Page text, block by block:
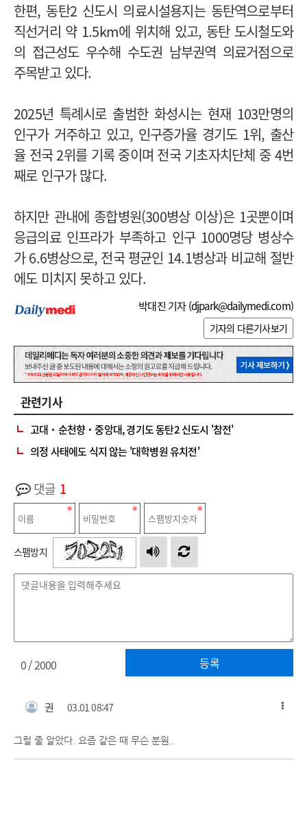
한편, 동탄2 신도시 의료시설용지는 동탄역으로부터
직선거리 약 1.5km에 위치해 있고, 동탄 도시철도와
의 접근성도 우수해 수도권 남부권역 의료거점으로
주목받고 있다.
2025년 특례시로 출범한 화성시는 현재 103만명의
인구가 거주하고 있고, 인구증가율 경기도 1위, 출산
율 전국 2위를 기록 중이며 전국 기초자치단체 중 4번
째로 인구가 많다.
하지만 관내에 종합병원(300병상 이상)은 1곳뿐이며
응급의료 인프라가 부족하고 인구 1000명당 병상수
가 6.6병상으로, 전국 평균인 14.1병상과 비교해 절반
에도 미치지 못하고 있다.
박대진 기자 (djpark@dailymedi.com)
기자의 다른기사보기
관련기사
고대‧순천향‧중앙대, 경기도 동탄2 신도시 '참전'
의정 사태에도 식지 않는 '대학병원 유치전'
댓글 1
스팸방지
등록
0/ 2000
권 03.01 08:47
그럴 줄 알았다. 요즘 같은 때 무슨 분원..